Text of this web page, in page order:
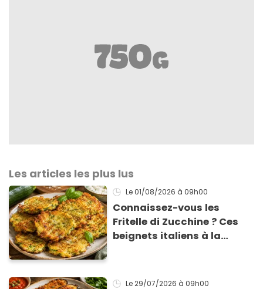
Les articles les plus lus
Le 01/08/2026 à 09h00
Connaissez-vous les
Fritelle di Zucchine ? Ces
beignets italiens à la
Le 29/07/2026 à 09h00